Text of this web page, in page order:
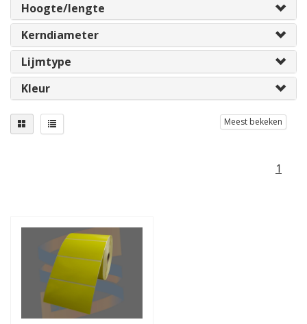
Hoogte/lengte
Kerndiameter
Lijmtype
Kleur
Meest bekeken
1